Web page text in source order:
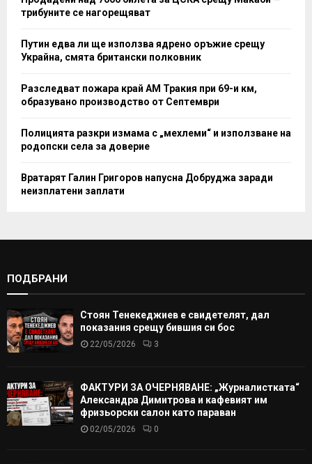
трибуните се нагорещяват
Путин едва ли ще използва ядрено оръжие срещу
Украйна, смята британски полковник
Разследват пожара край АМ Тракия при 69-и км,
образувано производство от Септември
Полицията разкри измама с „мехлеми“ и използване на
родопски села за доверие
Вратарят Галин Григоров напусна Добруджа заради
неизплатени заплати
ПОДБРАНИ
Стоян Тенекеджиев е свидетелят, дал
показания срещу бившия си бос
22/05/2026 3
ФАКТУРИ ЗА ОЧЕРНЯВАНЕ: „Журналистката“
Александра Димитрова и кафевият им
фризьорски салон като параван
02/05/2026 0